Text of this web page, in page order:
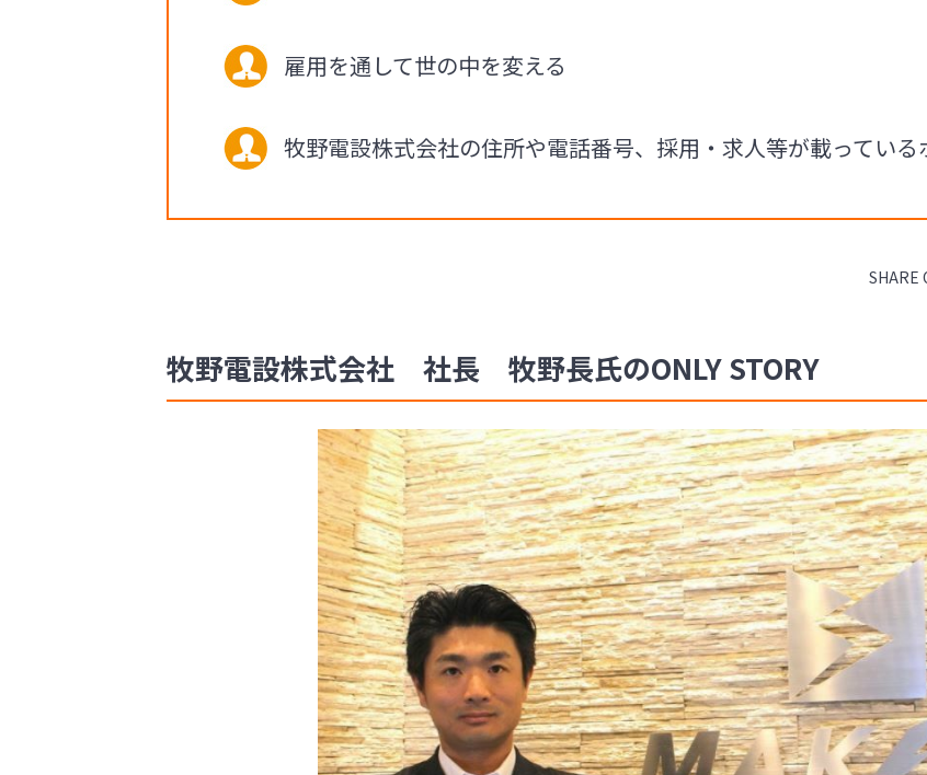
雇用を通して世の中を変える
牧野電設株式会社の住所や電話番号、採用・求人等が載ってい
SHARE
牧野電設株式会社 社長 牧野長氏のONLY STORY